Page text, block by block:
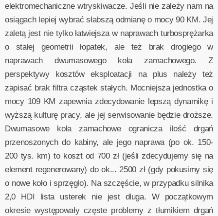
elektromechaniczne wtryskiwacze. Jeśli nie zależy nam na
osiągach lepiej wybrać słabszą odmianę o mocy 90 KM. Jej
zaletą jest nie tylko łatwiejsza w naprawach turbosprężarka
o stałej geometrii łopatek, ale też brak drogiego w
naprawach dwumasowego koła zamachowego. Z
perspektywy kosztów eksploatacji na plus należy też
zapisać brak filtra cząstek stałych. Mocniejsza jednostka o
mocy 109 KM zapewnia zdecydowanie lepszą dynamikę i
wyższą kulturę pracy, ale jej serwisowanie będzie droższe.
Dwumasowe koła zamachowe ogranicza ilość drgań
przenoszonych do kabiny, ale jego naprawa (po ok. 150-
200 tys. km) to koszt od 700 zł (jeśli zdecydujemy się na
element regenerowany) do ok... 2500 zł (gdy pokusimy się
o nowe koło i sprzęgło). Na szczęście, w przypadku silnika
2,0 HDI lista usterek nie jest długa. W początkowym
okresie występowały częste problemy z tłumikiem drgań